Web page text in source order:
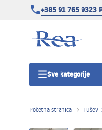
+385 91 765 9323
Sve kategorije
Početna stranica Tuševi